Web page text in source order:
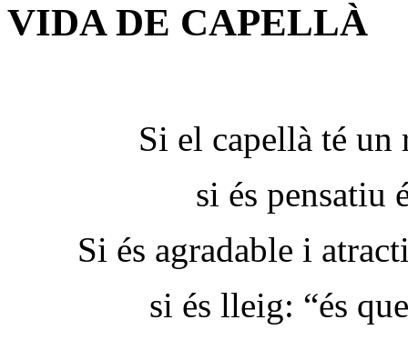
VIDA DE CAPELLÀ
Si el capellà té un
si és pensatiu
Si és agradable i
si és lleig: “és